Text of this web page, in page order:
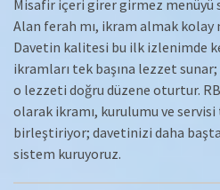
Misafir içeri girer girmez menüyü
Alan ferah mı, ikram almak kolay
Davetin kalitesi bu ilk izlenimde
ikramları tek başına lezzet sunar;
o lezzeti doğru düzene oturtur.
olarak ikramı, kurulumu ve servisi
birleştiriyor; davetinizi daha
sistem kuruyoruz.